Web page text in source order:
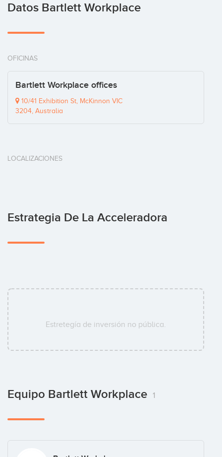
Datos Bartlett Workplace
OFICINAS
Bartlett Workplace offices
10/41 Exhibition St, McKinnon VIC
3204, Australia
LOCALIZACIONES
Estrategia De La Acceleradora
Estretegía de inversión no pública.
Equipo Bartlett Workplace 1